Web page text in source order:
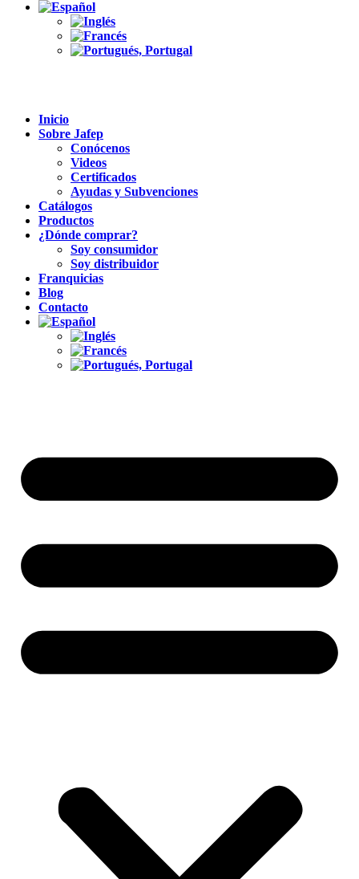
Inicio
Sobre Jafep
Conócenos
Videos
Certificados
Ayudas y Subvenciones
Catálogos
Productos
¿Dónde comprar?
Soy consumidor
Soy distribuidor
Franquicias
Blog
Contacto